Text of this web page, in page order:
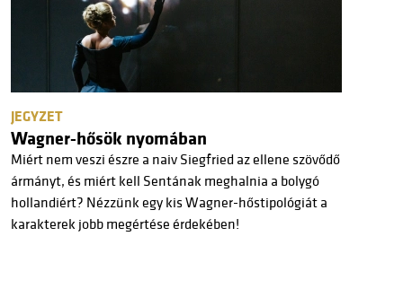
JEGYZET
Wagner-hősök nyomában
Miért nem veszi észre a naiv Siegfried az ellene szövődő
ármányt, és miért kell Sentának meghalnia a bolygó
hollandiért? Nézzünk egy kis Wagner-hőstipológiát a
karakterek jobb megértése érdekében!